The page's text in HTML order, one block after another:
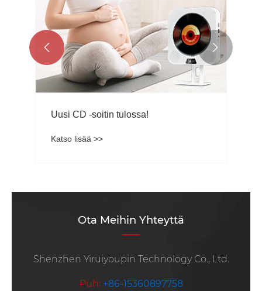
Uusi CD -soitin tulossa!
Katso lisää >>
 
Ota Meihin Yhteyttä
Shenzhen Yiruiyoupin Technology Co., Ltd.
Puh: +86-15360897758